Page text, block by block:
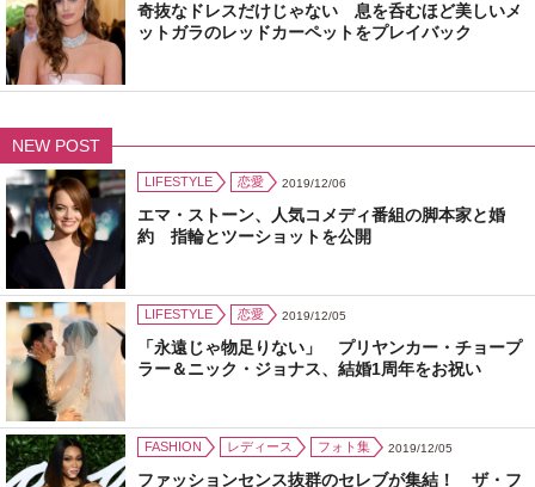
奇抜なドレスだけじゃない 息を呑むほど美しいメ
ットガラのレッドカーペットをプレイバック
NEW POST
LIFESTYLE 恋愛 2019/12/06
エマ・ストーン、人気コメディ番組の脚本家と婚
約 指輪とツーショットを公開
LIFESTYLE 恋愛 2019/12/05
「永遠じゃ物足りない」 プリヤンカー・チョープ
ラー＆ニック・ジョナス、結婚1周年をお祝い
FASHION レディース フォト集 2019/12/05
ファッションセンス抜群のセレブが集結！ ザ・フ